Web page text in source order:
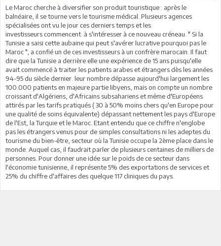
Le Maroc cherche à diversifier son produit touristique : après le
balnéaire, il se tourne vers le tourisme médical. Plusieurs agences
spécialisées ont vu le jour ces derniers temps et les
investisseurs commencent à s'intéresser à ce nouveau créneau. " Si la
Tunisie a saisi cette aubaine qui peut s'avérer lucrative pourquoi pas le
Maroc ", a confié un de ces investisseurs à un confrère marocain. Il faut
dire que la Tunisie a derrière elle une expérience de 15 ans puisqu'elle
avait commencé à traiter les patients arabes et étrangers dès les années
94-95 du siècle dernier. leur nombre dépasse aujourd'hui largement les
100.000 patients en majeure partie libyens, mais on compte un nombre
croissant d'Algériens, d'Africains subsahariens et même d'Européens
attirés par les tarifs pratiqués ( 30 à 50% moins chers qu'en Europe pour
une qualité de soins équivalente) dépassant nettement les pays d'Europe
de l'Est, la Turquie et le Maroc. Etant entendu que ce chiffre n'englobe
pas les étrangers venus pour de simples consultations ni les adeptes du
tourisme du bien-être, secteur où la Tunisie occupe la 2ème place dans le
monde. Auquel cas, il faudrait parler de plusieurs centaines de milliers de
personnes. Pour donner une idée sur le poids de ce secteur dans
l'économie tunisienne, il représente 5% des exportations de services et
25% du chiffre d'affaires des quelque 117 cliniques du pays.